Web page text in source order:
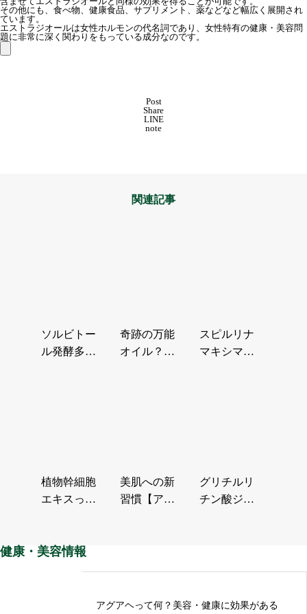
その他にも、食べ物、健康食品、サプリメント、薬などなど幅広く展開され
ています。
エストラジオールは女性ホルモンの代名詞であり、女性特有の健康・美容問
題に非常に深く関わりをもっている成分なのです。
Post
Share
LINE
note
関連記事
ソルビトー
ル発酵多糖
奇跡の万能
オイル？タ
スピルリナ
マキシマエ
植物幹細胞
エキスって
違いは？
美肌への新
習慣【アル
グリチルリ
チン酸ジカ
健康・美容情報
アグアヘって何？美容・健康に効果がある